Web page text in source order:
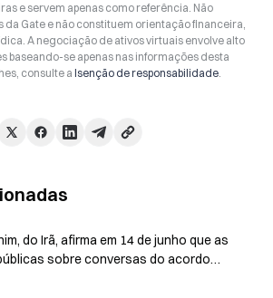
e servem apenas como referência. Não
da Gate e não constituem orientação financeira,
A negociação de ativos virtuais envolve alto
baseando-se apenas nas informações desta
consulte a Isenção de responsabilidade.
do Irã, afirma em 14 de junho que as
sobre conversas do acordo